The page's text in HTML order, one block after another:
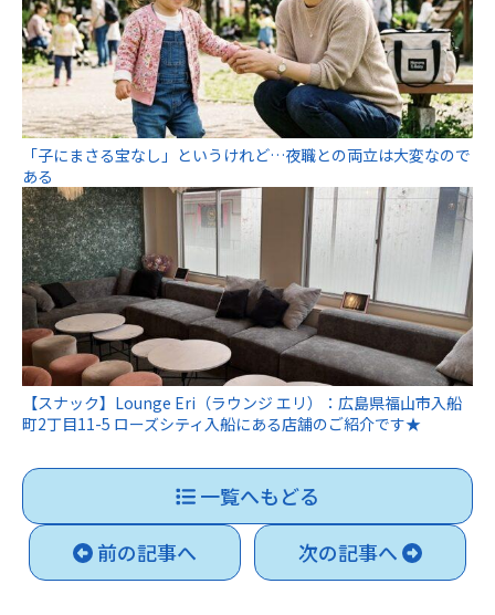
「子にまさる宝なし」というけれど…夜職との両立は大変なので
ある
【スナック】Lounge Eri（ラウンジ エリ）：広島県福山市入船
町2丁目11-5 ローズシティ入船にある店舗のご紹介です★
一覧へもどる
前の記事へ
次の記事へ